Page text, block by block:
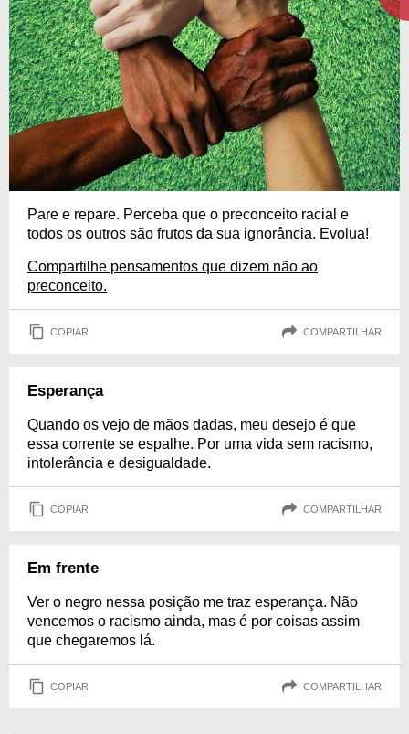
Pare e repare. Perceba que o preconceito racial e
todos os outros são frutos da sua ignorância. Evolua!
Compartilhe pensamentos que dizem não ao
preconceito.
COPIAR COMPARTILHAR
Esperança
Quando os vejo de mãos dadas, meu desejo é que
essa corrente se espalhe. Por uma vida sem racismo,
intolerância e desigualdade.
COPIAR COMPARTILHAR
Em frente
Ver o negro nessa posição me traz esperança. Não
vencemos o racismo ainda, mas é por coisas assim
que chegaremos lá.
COPIAR COMPARTILHAR